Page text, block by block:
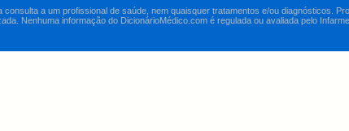
a um profissional de saúde, nem quaisquer tratamentos e/ou diagnósticos.
Nenhuma informação do DicionárioMédico.com é regulada ou avaliada pelo